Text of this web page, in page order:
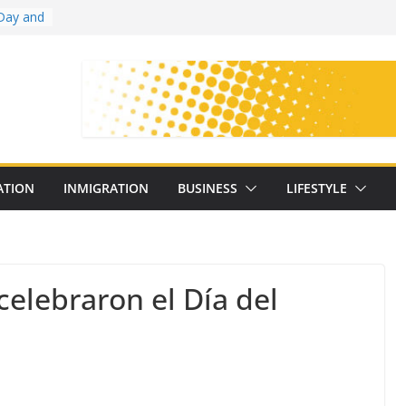
and
25
INMIGRATION BUSINESS LIFESTYLE
el Día del